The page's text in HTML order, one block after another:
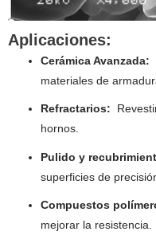
Aplicaciones:
Cerámica Avanzada:
materiales de
Refractarios:
hornos.
Pulido y
superficies de
Compuestos
mejorar la resistencia.